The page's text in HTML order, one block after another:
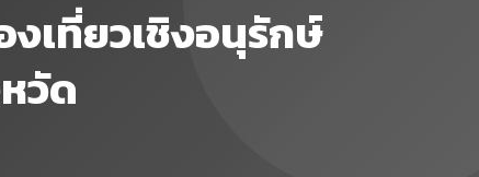
เที่ยวเชิงอนุรักษ์
วัด